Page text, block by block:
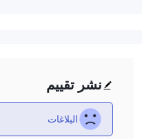
نشر تقييم
البلاغات